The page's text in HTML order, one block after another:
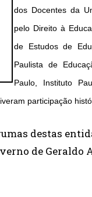
dos Docentes da
pelo Direito à
de Estudos de
Paulista de
Paulo, Instituto
participação
destas
de Geraldo